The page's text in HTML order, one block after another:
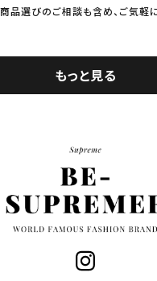
品選びのご相談も含め、ご気軽
もっと見る